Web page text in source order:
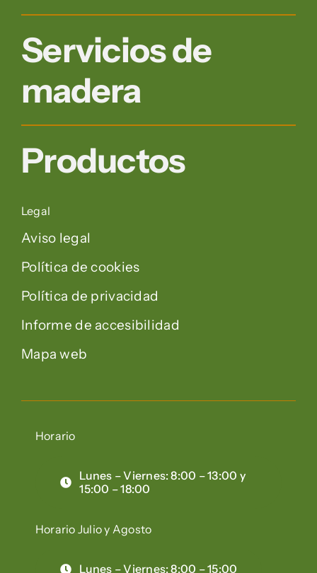
Servicios de
madera
Productos
Legal
Aviso legal
Política de cookies
Política de privacidad
Informe de accesibilidad
Mapa web
Horario
Lunes – Viernes: 8:00 – 13:00 y
15:00 – 18:00
Horario Julio y Agosto
Lunes – Viernes: 8:00 – 15:00